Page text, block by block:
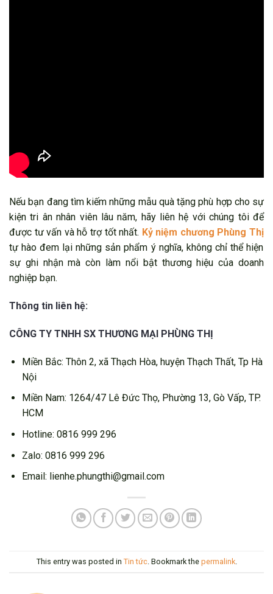
Nếu bạn đang tìm kiếm những mẫu quà tặng phù hợp cho sự
kiện tri ân nhân viên lâu năm, hãy liên hệ với chúng tôi để
được tư vấn và hỗ trợ tốt nhất. Kỷ niệm chương Phùng Thị
tự hào đem lại những sản phẩm ý nghĩa, không chỉ thể hiện
sự ghi nhận mà còn làm nổi bật thương hiệu của doanh
nghiệp bạn.
Thông tin liên hệ:
CÔNG TY TNHH SX THƯƠNG MẠI PHÙNG THỊ
Miền Bắc: Thôn 2, xã Thạch Hòa, huyện Thạch Thất, Tp Hà
Nội
Miền Nam: 1264/47 Lê Đức Thọ, Phường 13, Gò Vấp, TP.
HCM
Hotline: 0816 999 296
Zalo: 0816 999 296
Email: lienhe.phungthi@gmail.com
This entry was posted in Tin tức. Bookmark the permalink.